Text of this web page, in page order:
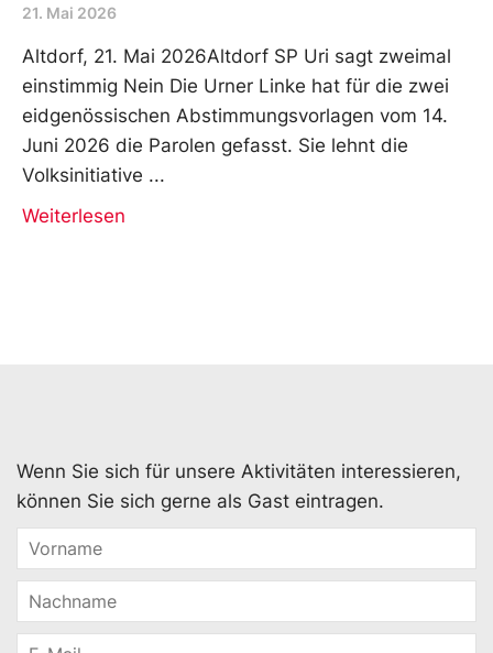
21. Mai 2026
Altdorf, 21. Mai 2026Altdorf SP Uri sagt zweimal
einstimmig Nein Die Urner Linke hat für die zwei
eidgenössischen Abstimmungsvorlagen vom 14.
Juni 2026 die Parolen gefasst. Sie lehnt die
Volksinitiative
Weiterlesen
Wenn Sie sich für unsere Aktivitäten interessieren,
können Sie sich gerne als Gast eintragen.